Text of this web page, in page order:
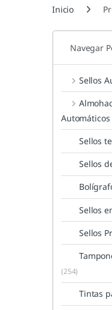
Inicio
Navegar
Sellos
Automáticos
Sellos
Sellos
Sellos
Sellos
(254)
Tintas